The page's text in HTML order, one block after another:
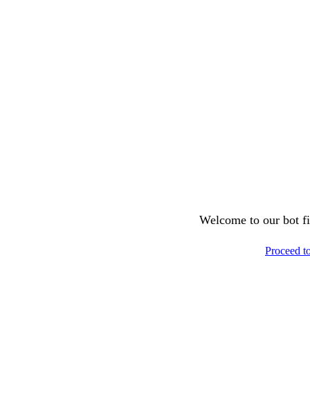
Welcome to our bot
Proceed